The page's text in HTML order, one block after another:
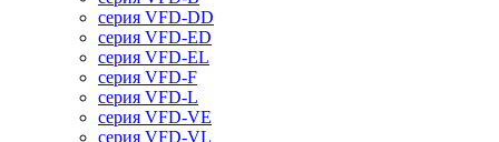
серия VFD-DD
серия VFD-ED
серия VFD-EL
серия VFD-F
серия VFD-L
серия VFD-VE
серия VFD-VL